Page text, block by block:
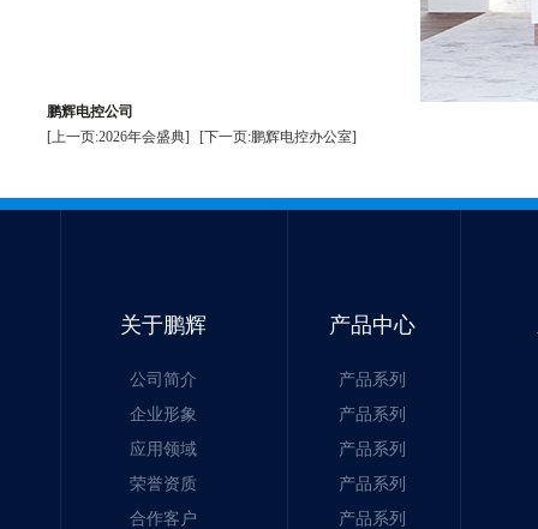
鹏辉电控公司
[上一页:2026年会盛典] [下一页:鹏辉电控办公室]
关于鹏辉
公司简介
企业形象
应用领域
荣誉资质
合作客户
产品中心
产品系列
产品系列
产品系列
产品系列
产品系列